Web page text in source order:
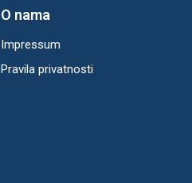
O nama
Impressum
Pravila privatnosti